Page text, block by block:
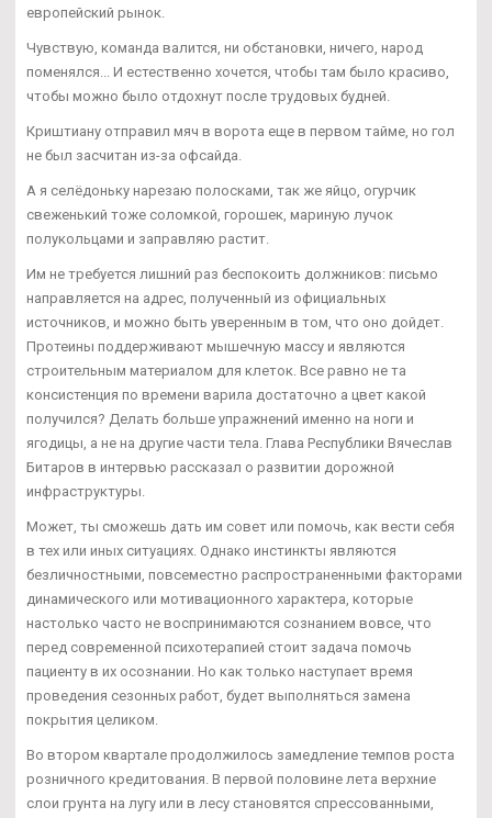
европейский рынок.
Чувствую, команда валится, ни обстановки, ничего, народ
поменялся... И естественно хочется, чтобы там было красиво,
чтобы можно было отдохнут после трудовых будней.
Криштиану отправил мяч в ворота еще в первом тайме, но гол
не был засчитан из-за офсайда.
А я селёдоньку нарезаю полосками, так же яйцо, огурчик
свеженький тоже соломкой, горошек, мариную лучок
полукольцами и заправляю растит.
Им не требуется лишний раз беспокоить должников: письмо
направляется на адрес, полученный из официальных
источников, и можно быть уверенным в том, что оно дойдет.
Протеины поддерживают мышечную массу и являются
строительным материалом для клеток. Все равно не та
консистенция по времени варила достаточно а цвет какой
получился? Делать больше упражнений именно на ноги и
ягодицы, а не на другие части тела. Глава Республики Вячеслав
Битаров в интервью рассказал о развитии дорожной
инфраструктуры.
Может, ты сможешь дать им совет или помочь, как вести себя
в тех или иных ситуациях. Однако инстинкты являются
безличностными, повсеместно распространенными факторами
динамического или мотивационного характера, которые
настолько часто не воспринимаются сознанием вовсе, что
перед современной психотерапией стоит задача помочь
пациенту в их осознании. Но как только наступает время
проведения сезонных работ, будет выполняться замена
покрытия целиком.
Во втором квартале продолжилось замедление темпов роста
розничного кредитования. В первой половине лета верхние
слои грунта на лугу или в лесу становятся спрессованными,